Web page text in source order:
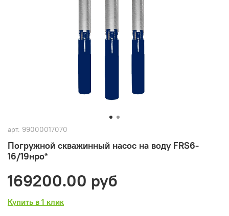
арт. 99000017070
Погружной скважинный насос на воду FRS6-
16/19нро*
169200.00 руб
Купить в 1 клик